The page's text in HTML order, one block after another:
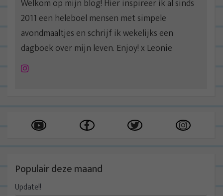
Welkom op mijn blog! Hier inspireer ik al sinds
2011 een heleboel mensen met simpele
avondmaaltjes en schrijf ik wekelijks een
dagboek over mijn leven. Enjoy! x Leonie
Instagram
Populair deze maand
Update!!